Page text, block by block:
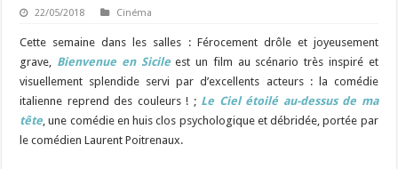
22/05/2018 Cinéma
Cette semaine dans les salles : Férocement drôle et joyeusement
grave, Bienvenue en Sicileest un film au scénario très inspiré et
visuellement splendide servi par d’excellents acteurs : la comédie
italienne reprend des couleurs ! ; Le Ciel étoilé au-dessus de ma
tête, une comédie en huis clos psychologique et débridée, portée par
le comédien Laurent Poitrenaux.